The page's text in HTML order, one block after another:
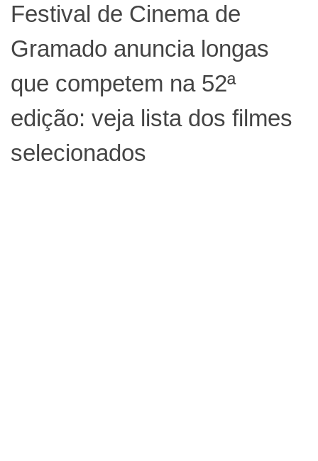
Festival de Cinema de
Gramado anuncia longas
que competem na 52ª
edição: veja lista dos filmes
selecionados